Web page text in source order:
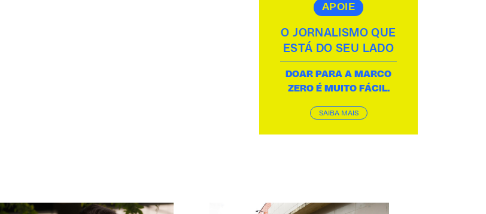
APOIE
O JORNALISMO QUE
ESTÁ DO SEU LADO
DOAR PARA A MARCO
ZERO É MUITO FÁCIL.
SAIBA MAIS